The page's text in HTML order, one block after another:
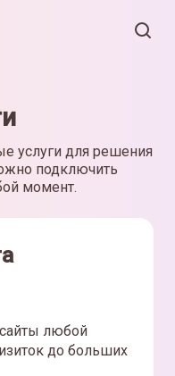
услуги для решения
подключить
момент.
любой
до больших